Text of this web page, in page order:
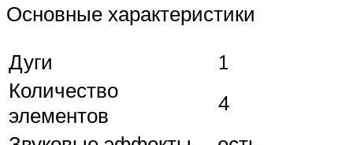
Основные характеристики
Дуги
1
Количество
элементов
4